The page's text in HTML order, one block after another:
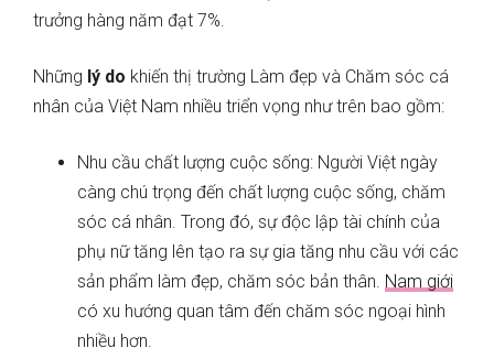
trưởng hàng năm đạt 7%.
Những lý do khiến thị trường Làm đẹp và Chăm sóc cá
nhân của Việt Nam nhiều triển vọng như trên bao gồm:
Nhu cầu chất lượng cuộc sống: Người Việt ngày
càng chú trọng đến chất lượng cuộc sống, chăm
sóc cá nhân. Trong đó, sự độc lập tài chính của
phụ nữ tăng lên tạo ra sự gia tăng nhu cầu với các
sản phẩm làm đẹp, chăm sóc bản thân. Nam giới
có xu hướng quan tâm đến chăm sóc ngoại hình
nhiều hơn.